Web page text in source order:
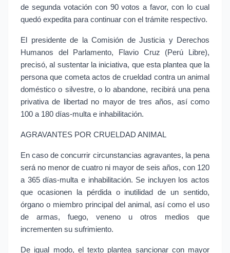
de segunda votación con 90 votos a favor, con lo cual
quedó expedita para continuar con el trámite respectivo.
El presidente de la Comisión de Justicia y Derechos
Humanos del Parlamento, Flavio Cruz (Perú Libre),
precisó, al sustentar la iniciativa, que esta plantea que la
persona que cometa actos de crueldad contra un animal
doméstico o silvestre, o lo abandone, recibirá una pena
privativa de libertad no mayor de tres años, así como
100 a 180 días-multa e inhabilitación.
AGRAVANTES POR CRUELDAD ANIMAL
En caso de concurrir circunstancias agravantes, la pena
será no menor de cuatro ni mayor de seis años, con 120
a 365 días-multa e inhabilitación. Se incluyen los actos
que ocasionen la pérdida o inutilidad de un sentido,
órgano o miembro principal del animal, así como el uso
de armas, fuego, veneno u otros medios que
incrementen su sufrimiento.
De igual modo, el texto plantea sancionar con mayor